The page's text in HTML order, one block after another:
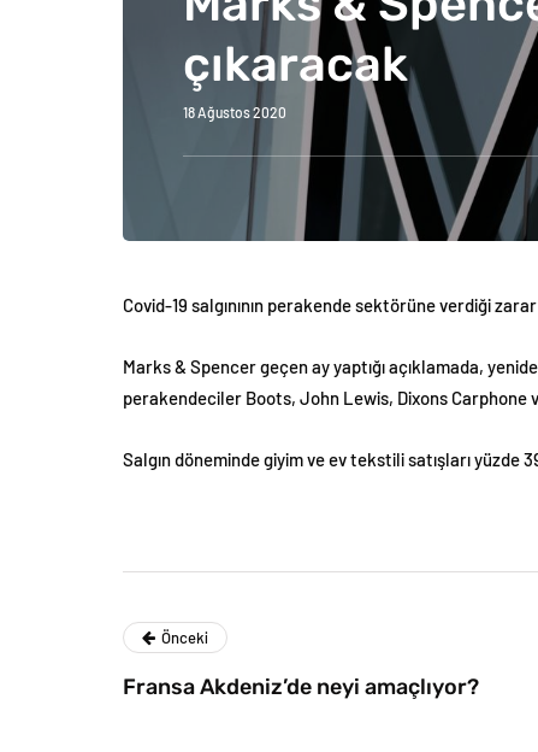
çıkaracak
18 Ağustos 2020
Covid-19 salgınının perakende sektörüne verdiği
Marks & Spencer geçen ay yaptığı açıklamada,
perakendeciler Boots, John Lewis, Dixons Carphone
Salgın döneminde giyim ve ev tekstili satışları yüzde
Önceki
Fransa Akdeniz’de neyi amaçlıyor?